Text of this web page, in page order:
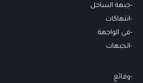
جبهة الساحل
انتهاكات
في الواجهة
الجبهات
وقائع